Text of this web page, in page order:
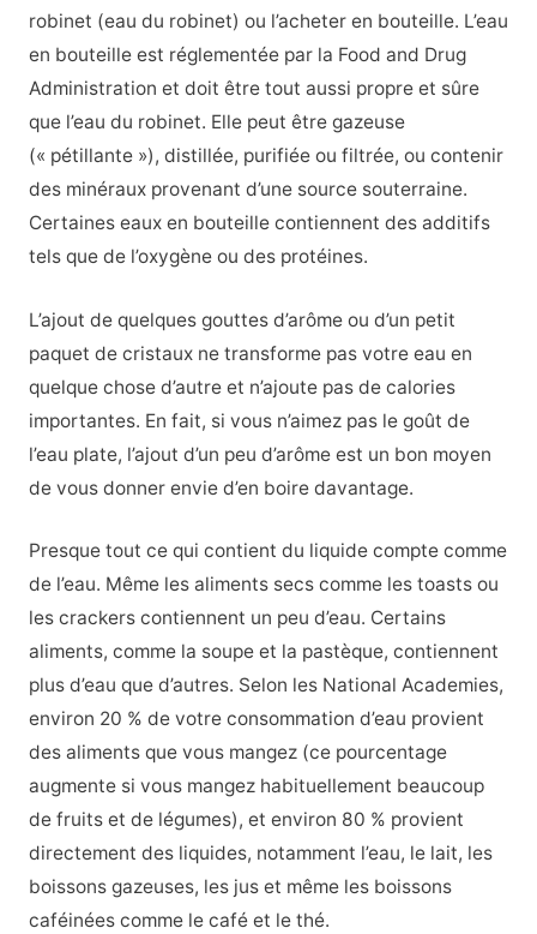
robinet (eau du robinet) ou l’acheter en bouteille. L’eau
en bouteille est réglementée par la Food and Drug
Administration et doit être tout aussi propre et sûre
que l’eau du robinet. Elle peut être gazeuse
(« pétillante »), distillée, purifiée ou filtrée, ou contenir
des minéraux provenant d’une source souterraine.
Certaines eaux en bouteille contiennent des additifs
tels que de l’oxygène ou des protéines.
L’ajout de quelques gouttes d’arôme ou d’un petit
paquet de cristaux ne transforme pas votre eau en
quelque chose d’autre et n’ajoute pas de calories
importantes. En fait, si vous n’aimez pas le goût de
l’eau plate, l’ajout d’un peu d’arôme est un bon moyen
de vous donner envie d’en boire davantage.
Presque tout ce qui contient du liquide compte comme
de l’eau. Même les aliments secs comme les toasts ou
les crackers contiennent un peu d’eau. Certains
aliments, comme la soupe et la pastèque, contiennent
plus d’eau que d’autres. Selon les National Academies,
environ 20 % de votre consommation d’eau provient
des aliments que vous mangez (ce pourcentage
augmente si vous mangez habituellement beaucoup
de fruits et de légumes), et environ 80 % provient
directement des liquides, notamment l’eau, le lait, les
boissons gazeuses, les jus et même les boissons
caféinées comme le café et le thé.